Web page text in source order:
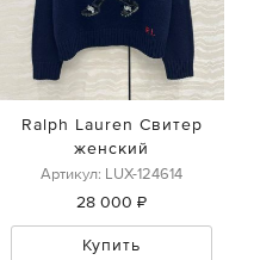
Ralph Lauren Свитер
женский
Артикул: LUX-124614
28 000 ₽
Купить